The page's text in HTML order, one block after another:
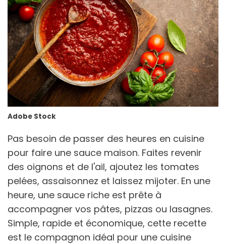
Adobe Stock
Pas besoin de passer des heures en cuisine
pour faire une sauce maison. Faites revenir
des oignons et de l'ail, ajoutez les tomates
pelées, assaisonnez et laissez mijoter. En une
heure, une sauce riche est prête à
accompagner vos pâtes, pizzas ou lasagnes.
Simple, rapide et économique, cette recette
est le compagnon idéal pour une cuisine